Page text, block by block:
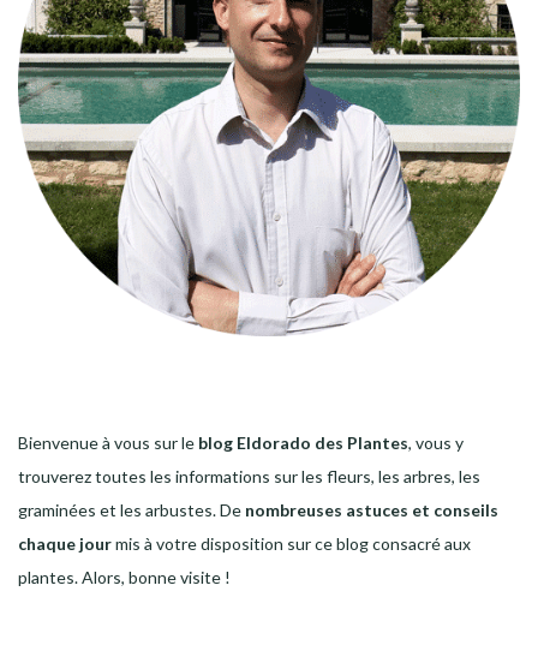
Bienvenue à vous sur le blog Eldorado des Plantes, vous y
trouverez toutes les informations sur les fleurs, les arbres, les
graminées et les arbustes. De nombreuses astuces et conseils
chaque jourmis à votre disposition sur ce blog consacré aux
plantes. Alors, bonne visite !